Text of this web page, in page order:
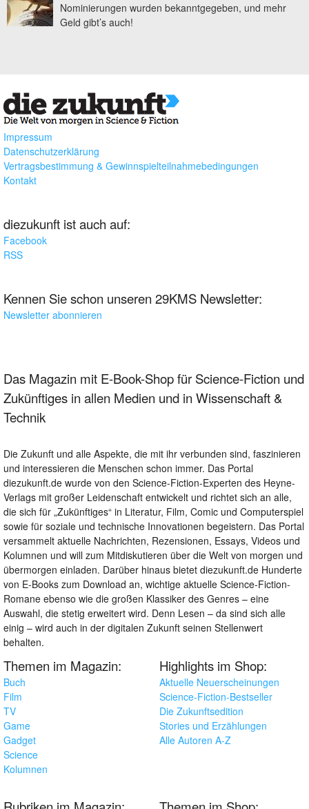
Nominierungen wurden bekanntgegeben, und mehr
Geld gibt’s auch!
Impressum
Datenschutzerklärung
Vertragsbestimmung & Gewinnspielteilnahmebedingungen
Kontakt
diezukunft ist auch auf:
Facebook
RSS
Kennen Sie schon unseren 29KMS Newsletter:
Newsletter abonnieren
Das Magazin mit E-Book-Shop für Science-Fiction und
Zukünftiges in allen Medien und in Wissenschaft &
Technik
Die Zukunft und alle Aspekte, die mit ihr verbunden sind, faszinieren
und interessieren die Menschen schon immer. Das Portal
diezukunft.de wurde von den Science-Fiction-Experten des Heyne-
Verlags mit großer Leidenschaft entwickelt und richtet sich an alle,
die sich für „Zukünftiges“ in Literatur, Film, Comic und Computerspiel
sowie für soziale und technische Innovationen begeistern. Das Portal
versammelt aktuelle Nachrichten, Rezensionen, Essays, Videos und
Kolumnen und will zum Mitdiskutieren über die Welt von morgen und
übermorgen einladen. Darüber hinaus bietet diezukunft.de Hunderte
von E-Books zum Download an, wichtige aktuelle Science-Fiction-
Romane ebenso wie die großen Klassiker des Genres – eine
Auswahl, die stetig erweitert wird. Denn Lesen – da sind sich alle
einig – wird auch in der digitalen Zukunft seinen Stellenwert
behalten.
Themen im Magazin:
Buch
Film
TV
Game
Gadget
Science
Kolumnen
Highlights im Shop:
Aktuelle Neuerscheinungen
Science-Fiction-Bestseller
Die Zukunftsedition
Stories und Erzählungen
Alle Autoren A-Z